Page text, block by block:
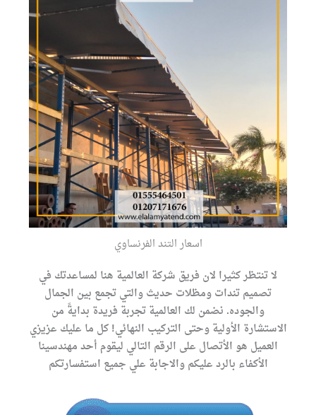
اسعار التند الفرنساوي
لا تنتظر كثيرا لان فريق شركة العالمية هنا لمساعدتك في
تصميم تندات ومظلات حديث والتي تجمع بين الجمال
والجوده. نضمن لك العالمية تجربة فريدة بدايةً من
الاستشارة الأولية وحتى التركيب النهائي! كل ما عليك عزيزي
العميل هو الأتصال على الرقم التالي ليقوم أحد مهندسينا
الأكفاء بالرد عليكم والاجابة علي جميع استفسارتكم